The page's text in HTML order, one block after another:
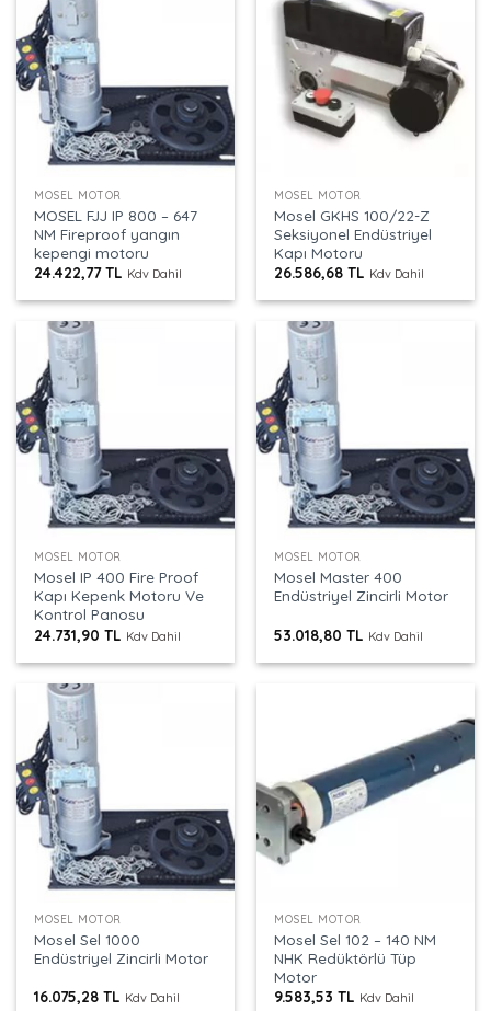
MOSEL MOTOR
MOSEL FJJ IP 800 – 647
NM Fireproof yangın
kepengi motoru
24.422,77TL Kdv Dahil
MOSEL MOTOR
Mosel GKHS 100/22-Z
Seksiyonel Endüstriyel
Kapı Motoru
26.586,68TL Kdv Dahil
MOSEL MOTOR
Mosel IP 400 Fire Proof
Kapı Kepenk Motoru Ve
Kontrol Panosu
24.731,90TL Kdv Dahil
MOSEL MOTOR
Mosel Master 400
Endüstriyel Zincirli Motor
53.018,80TL Kdv Dahil
MOSEL MOTOR
Mosel Sel 1000
Endüstriyel Zincirli Motor
16.075,28TL Kdv Dahil
MOSEL MOTOR
Mosel Sel 102 – 140 NM
NHK Redüktörlü Tüp
Motor
9.583,53TL Kdv Dahil